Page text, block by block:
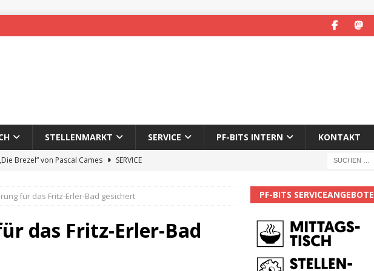
STELLENMARKT SERVICE PF-BITS INTERN KONTAKT
Brezel“ von Pascal Cames
SERVICE
des 65. Fasnetsumzugs Dillweißenstein
für das Fritz-Erler-Bad gesichert
das Fritz-Erler-Bad
PF-BITS SERVICEANGEBOTE